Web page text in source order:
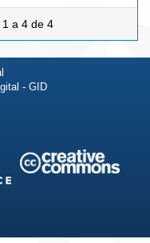
a 4 de 4
- GID